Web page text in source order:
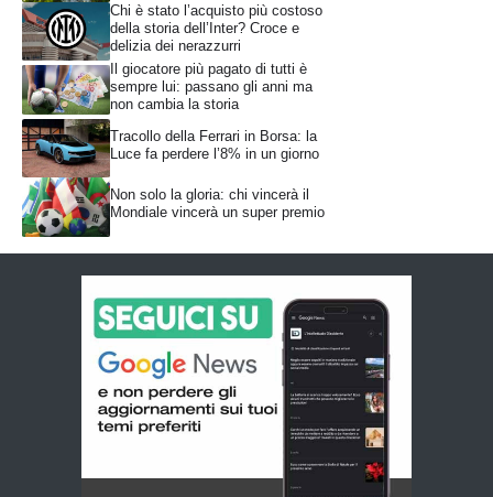
Chi è stato l’acquisto più costoso
della storia dell’Inter? Croce e
delizia dei nerazzurri
Il giocatore più pagato di tutti è
sempre lui: passano gli anni ma
non cambia la storia
Tracollo della Ferrari in Borsa: la
Luce fa perdere l’8% in un giorno
Non solo la gloria: chi vincerà il
Mondiale vincerà un super premio